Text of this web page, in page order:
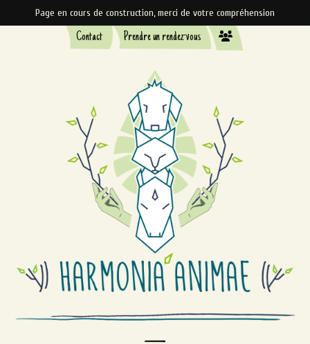
Page en cours de construction, merci de votre compréhension
Contact Prendre un rendez-vous